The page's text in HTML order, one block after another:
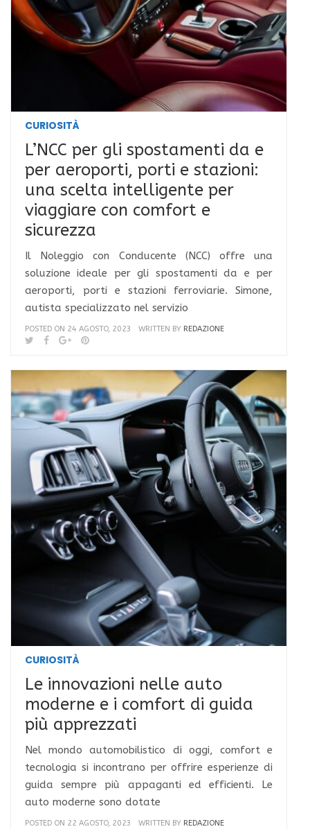
CURIOSITÀ
L’NCC per gli spostamenti da e
per aeroporti, porti e stazioni:
una scelta intelligente per
viaggiare con comfort e
sicurezza
Il Noleggio con Conducente (NCC) offre una
soluzione ideale per gli spostamenti da e per
aeroporti, porti e stazioni ferroviarie. Simone,
autista specializzato nel servizio
POSTED ON 24 AGOSTO, 2023 WRITTEN BY REDAZIONE
CURIOSITÀ
Le innovazioni nelle auto
moderne e i comfort di guida
più apprezzati
Nel mondo automobilistico di oggi, comfort e
tecnologia si incontrano per offrire esperienze di
guida sempre più appaganti ed efficienti. Le
auto moderne sono dotate
POSTED ON 22 AGOSTO, 2023 WRITTEN BY REDAZIONE